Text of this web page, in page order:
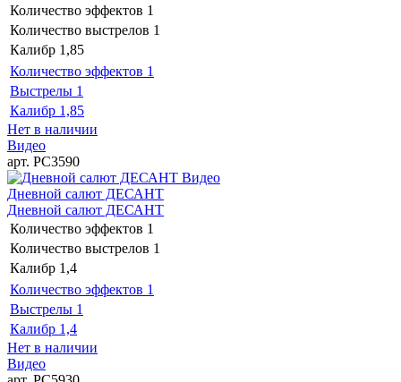
Количество эффектов 1
Количество выстрелов 1
Калибр 1,85
Количество эффектов 1
Выстрелы 1
Калибр 1,85
Нет в наличии
Видео
арт. РС3590
Видео
Дневной салют ДЕСАНТ
Дневной салют ДЕСАНТ
Количество эффектов 1
Количество выстрелов 1
Калибр 1,4
Количество эффектов 1
Выстрелы 1
Калибр 1,4
Нет в наличии
Видео